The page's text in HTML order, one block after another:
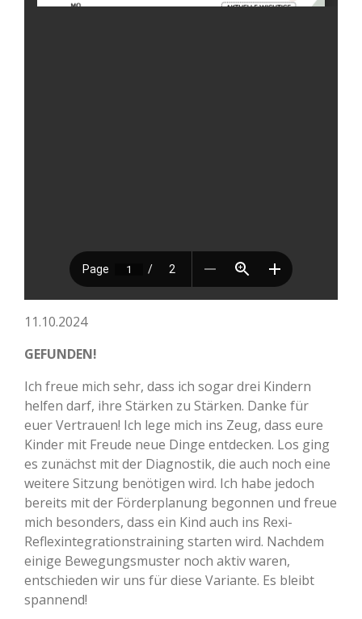
11.10.2024
GEFUNDEN!
Ich freue mich sehr, dass ich sogar drei Kindern
helfen darf, ihre Stärken zu Stärken. Danke für
euer Vertrauen! Ich lege mich ins Zeug, dass eure
Kinder mit Freude neue Dinge entdecken. Los ging
es zunächst mit der Diagnostik, die auch noch eine
weitere Sitzung benötigen wird. Ich habe jedoch
bereits mit der Förderplanung begonnen und freue
mich besonders, dass ein Kind auch ins Rexi-
Reflexintegrationstraining starten wird. Nachdem
einige Bewegungsmuster noch aktiv waren,
entschieden wir uns für diese Variante. Es bleibt
spannend!